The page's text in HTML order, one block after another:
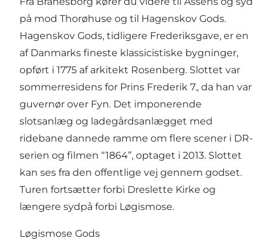
på mod Thorøhuse og til Hagenskov Gods.
Hagenskov Gods, tidligere Frederiksgave, er en
af Danmarks fineste klassicistiske bygninger,
opført i 1775 af arkitekt Rosenberg. Slottet var
sommerresidens for Prins Frederik 7., da han var
guvernør over Fyn. Det imponerende
slotsanlæg og ladegårdsanlægget med
ridebane dannede ramme om flere scener i DR-
serien og filmen “1864”, optaget i 2013. Slottet
kan ses fra den offentlige vej gennem godset.
Turen fortsætter forbi Dreslette Kirke og
længere sydpå forbi Løgismose.
Løgismose Gods